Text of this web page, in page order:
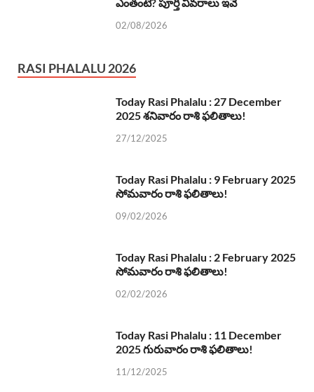
ఎంతంటే? పూర్తి వివరాలు ఇవే
02/08/2026
RASI PHALALU 2026
Today Rasi Phalalu : 27 December
2025 శనివారం రాశి ఫలితాలు!
27/12/2025
Today Rasi Phalalu : 9 February 2025
సోమవారం రాశి ఫలితాలు!
09/02/2026
Today Rasi Phalalu : 2 February 2025
సోమవారం రాశి ఫలితాలు!
02/02/2026
Today Rasi Phalalu : 11 December
2025 గురువారం రాశి ఫలితాలు!
11/12/2025